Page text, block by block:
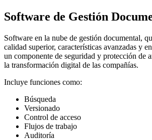
Software de Gestión
Software en la nube de gestión documental,
calidad superior, características avanzadas y
un componente de seguridad y protección de
la transformación digital de las compañías.
Incluye funciones como:
Búsqueda
Versionado
Control de acceso
Flujos de trabajo
Auditoría